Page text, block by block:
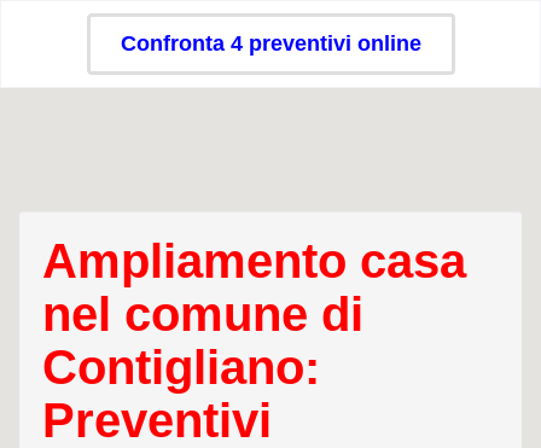
Confronta 4 preventivi online
Ampliamento casa
nel comune di
Contigliano:
Preventivi